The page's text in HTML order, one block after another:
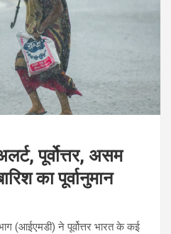
पूर्वोत्तर, असम
का पूर्वानुमान
(आईएमडी) ने पूर्वोत्तर भारत के कई